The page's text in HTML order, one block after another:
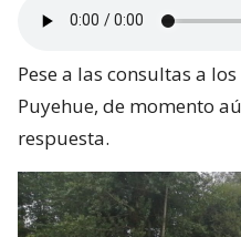
Pese a las consultas a
Puyehue, de momento
respuesta.